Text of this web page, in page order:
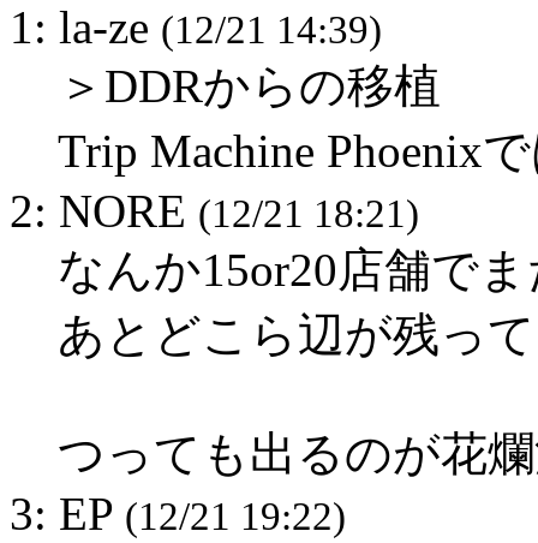
1: la-ze (12/21 14:39)
＞DDRからの移植
Trip Machine Phoenix
2: NORE (12/21 18:21)
なんか15or20店舗で
あとどこら辺が残っ
つっても出るのが花
3: EP (12/21 19:22)